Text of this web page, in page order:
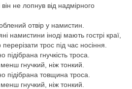
не лопнув від надмірного
отвір у намистин.
намистини іноді мають гострі краї,
трос під час носіння.
гнучкість троса.
гнучкий, ніж тонкий.
товщина троса.
гнучкий, ніж тонкий.